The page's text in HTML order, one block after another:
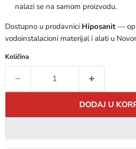
nalazi se na samom proizvodu.
Dostupno u prodavnici Hiposanit —
vodoinstalacioni materijal i alati u
Količina
DODAJ U